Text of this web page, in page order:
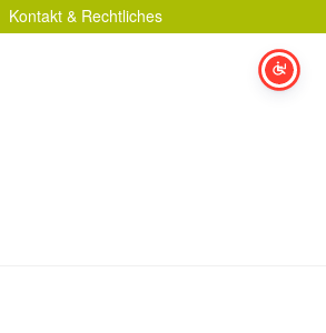
Kontakt & Rechtliches